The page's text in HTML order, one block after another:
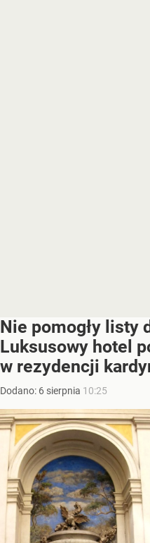
Nie pomogły listy
Luksusowy hotel
w rezydencji
Dodano: 6 sierpnia 10:25